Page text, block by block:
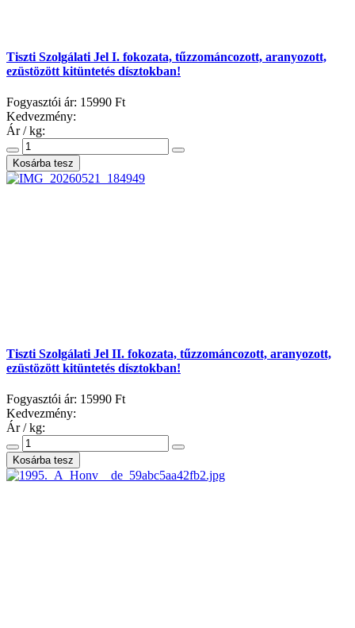
Tiszti Szolgálati Jel I. fokozata, tűzzománcozott, aranyozott,
ezüstözött kitüntetés dísztokban!
Fogyasztói ár: 15990 Ft
Kedvezmény:
Ár / kg:
Tiszti Szolgálati Jel II. fokozata, tűzzománcozott, aranyozott,
ezüstözött kitüntetés dísztokban!
Fogyasztói ár: 15990 Ft
Kedvezmény:
Ár / kg: